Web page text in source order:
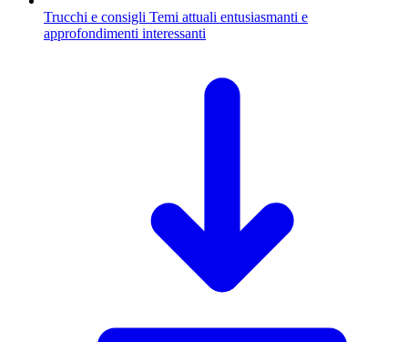
Trucchi e consigli Temi attuali entusiasmanti e
approfondimenti interessanti